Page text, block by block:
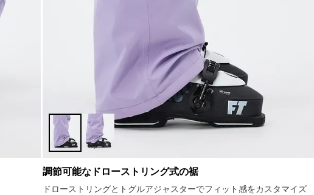
調節可能なドローストリング式の裾
ドローストリングとトグルアジャスターでフィット感をカスタマイズ